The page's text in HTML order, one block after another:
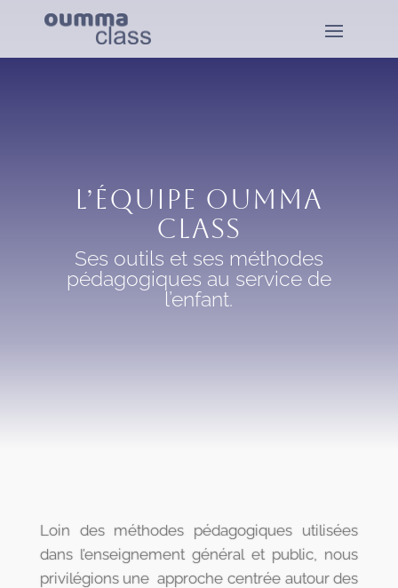
L’équipe oumma
class
Ses outils et ses méthodes
pédagogiques au service de
l’enfant.
Loin des méthodes pédagogiques utilisées
dans l’enseignement général et public, nous
privilégions une approche centrée autour des